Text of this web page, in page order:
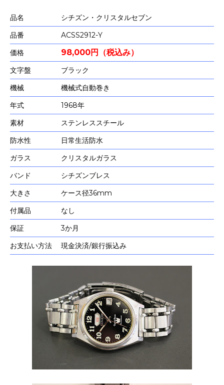
品名
シチズン・クリスタルセブン
品番
ACSS2912-Y
価格
98,000円（税込み）
文字盤
ブラック
機械
機械式自動巻き
年式
1968年
素材
ステンレススチール
防水性
日常生活防水
ガラス
クリスタルガラス
バンド
シチズンブレス
大きさ
ケース径36mm
付属品
なし
保証
3か月
お支払い方法
現金決済/銀行振込み